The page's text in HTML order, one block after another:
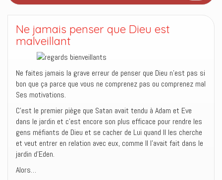
Ne jamais penser que Dieu est
malveillant
Ne faites jamais la grave erreur de penser que Dieu n’est pas si
bon que ça parce que vous ne comprenez pas ou comprenez mal
Ses motivations.
C’est le premier piège que Satan avait tendu à Adam et Eve
dans le jardin et c’est encore son plus efficace pour rendre les
gens méfiants de Dieu et se cacher de Lui quand Il les cherche
et veut entrer en relation avec eux, comme Il l’avait fait dans le
jardin d’Eden.
Alors…